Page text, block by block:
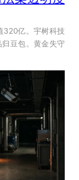
亿。宇树科技
豆包。黄金失守